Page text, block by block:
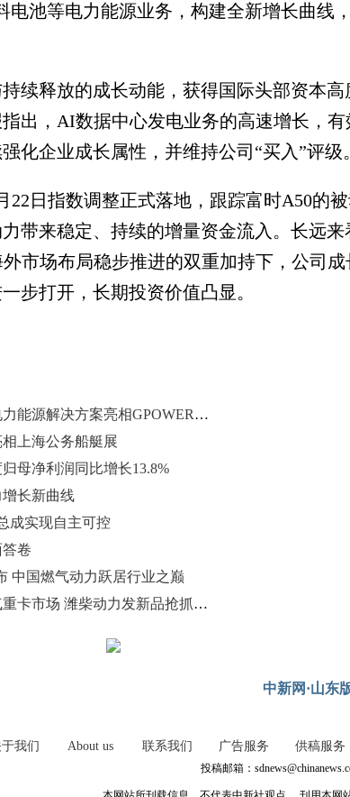
电池等电力能源业务，构建全新增长曲线
释放的成长动能，获得国际头部资本高
出，AI数据中心发电业务的高速增长，
化企业成长属性，并维持公司“买入”评级。
日指数调整正式落地，跟踪富时A50的被
带来稳定、持续的增量资金流入。长远来
市场布局稳步推进的双重加持下，公司
步打开，长期投资价值凸显。
潍柴携全系列全领域电力能源解决方案亮相GPOWER动力展
上海公务船艇展
母净利润同比增长13.8%
长新曲线
成实现自主可控
卷
中国燃气动力跃居行业之巅
油气价差拉大催热燃气重卡市场 潍柴动力发新品抢抓结构性机遇
中新网·山东
我们 About us 联系我们 广告服务 供稿服务
投稿邮箱：